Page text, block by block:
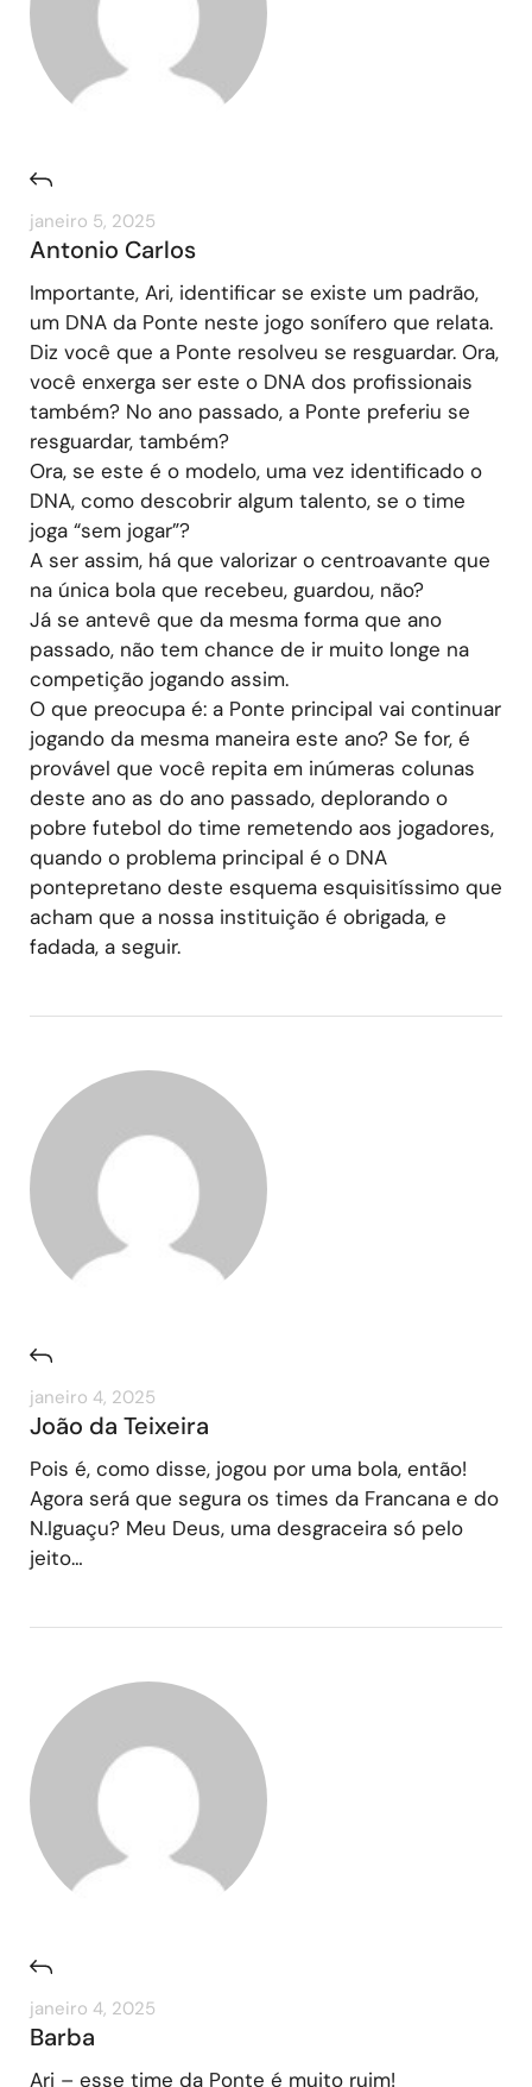
janeiro 5, 2025
Antonio Carlos
Importante, Ari, identificar se existe um padrão,
um DNA da Ponte neste jogo sonífero que relata.
Diz você que a Ponte resolveu se resguardar. Ora,
você enxerga ser este o DNA dos profissionais
também? No ano passado, a Ponte preferiu se
resguardar, também?
Ora, se este é o modelo, uma vez identificado o
DNA, como descobrir algum talento, se o time
joga “sem jogar”?
A ser assim, há que valorizar o centroavante que
na única bola que recebeu, guardou, não?
Já se antevê que da mesma forma que ano
passado, não tem chance de ir muito longe na
competição jogando assim.
O que preocupa é: a Ponte principal vai continuar
jogando da mesma maneira este ano? Se for, é
provável que você repita em inúmeras colunas
deste ano as do ano passado, deplorando o
pobre futebol do time remetendo aos jogadores,
quando o problema principal é o DNA
pontepretano deste esquema esquisitíssimo que
acham que a nossa instituição é obrigada, e
fadada, a seguir.
janeiro 4, 2025
João da Teixeira
Pois é, como disse, jogou por uma bola, então!
Agora será que segura os times da Francana e do
N.Iguaçu? Meu Deus, uma desgraceira só pelo
jeito…
janeiro 4, 2025
Barba
Ari – esse time da Ponte é muito ruim!